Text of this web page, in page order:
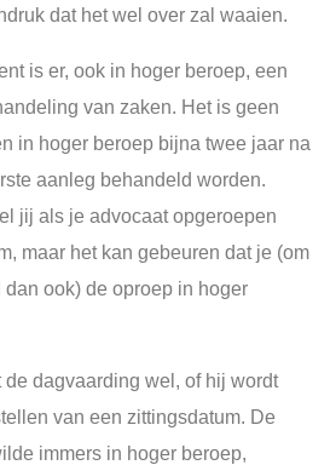
dat het wel over zal waaien.
is er, ook in hoger beroep, een
van zaken. Het is geen
in hoger beroep bijna twee jaar na
aanleg behandeld worden.
jij als je advocaat opgeroepen
maar het kan gebeuren dat je (om
ook) de oproep in hoger
dagvaarding wel, of hij wordt
van een zittingsdatum. De
immers in hoger beroep,